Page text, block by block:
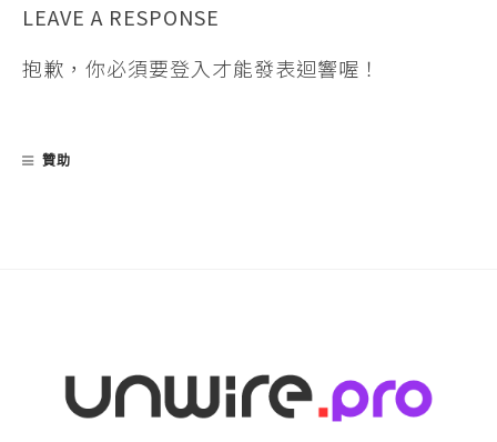
LEAVE A RESPONSE
抱歉，你必須要登入才能發表迴響喔！
贊助